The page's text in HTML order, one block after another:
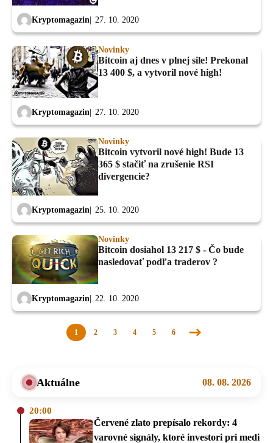
Kryptomagazin 27. 10. 2020
Novinky
Bitcoin aj dnes v plnej sile! Prekonal
13 400 $, a vytvoril nové high!
Kryptomagazin 27. 10. 2020
Novinky
Bitcoin vytvoril nové high! Bude 13
365 $ stačiť na zrušenie RSI
divergencie?
Kryptomagazin 25. 10. 2020
Novinky
Bitcoin dosiahol 13 217 $ - Čo bude
nasledovať podľa traderov ?
Kryptomagazin 22. 10. 2020
1 2 3 4 5 6
Nasledujúca
Aktuálne 08. 08. 2026
20:00
Červené zlato prepísalo rekordy: 4
varovné signály, ktoré investori pri medi